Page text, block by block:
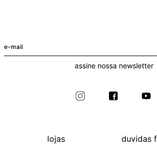
assine nossa newsletter
lojas
duvidas